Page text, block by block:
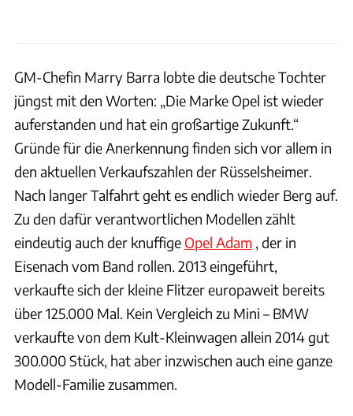
GM-Chefin Marry Barra lobte die deutsche Tochter
jüngst mit den Worten: „Die Marke Opel ist wieder
auferstanden und hat ein großartige Zukunft.“
Gründe für die Anerkennung finden sich vor allem in
den aktuellen Verkaufszahlen der Rüsselsheimer.
Nach langer Talfahrt geht es endlich wieder Berg auf.
Zu den dafür verantwortlichen Modellen zählt
eindeutig auch der knuffige Opel Adam , der in
Eisenach vom Band rollen. 2013 eingeführt,
verkaufte sich der kleine Flitzer europaweit bereits
über 125.000 Mal. Kein Vergleich zu Mini – BMW
verkaufte von dem Kult-Kleinwagen allein 2014 gut
300.000 Stück, hat aber inzwischen auch eine ganze
Modell-Familie zusammen.